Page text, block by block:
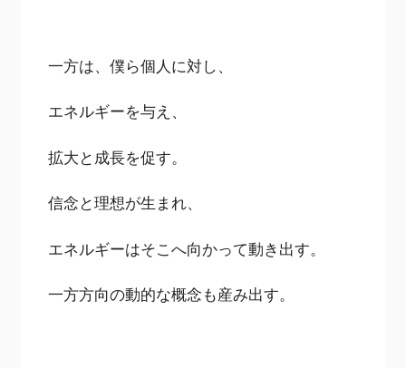
一方は、僕ら個人に対し、
エネルギーを与え、
拡大と成長を促す。
信念と理想が生まれ、
エネルギーはそこへ向かって動き出す。
一方方向の動的な概念も産み出す。